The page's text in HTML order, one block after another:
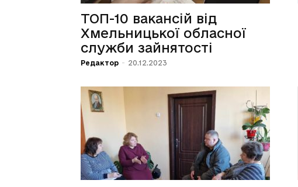
ТОП-10 вакансій від
Хмельницької обласної
служби зайнятості
Редактор - 20.12.2023